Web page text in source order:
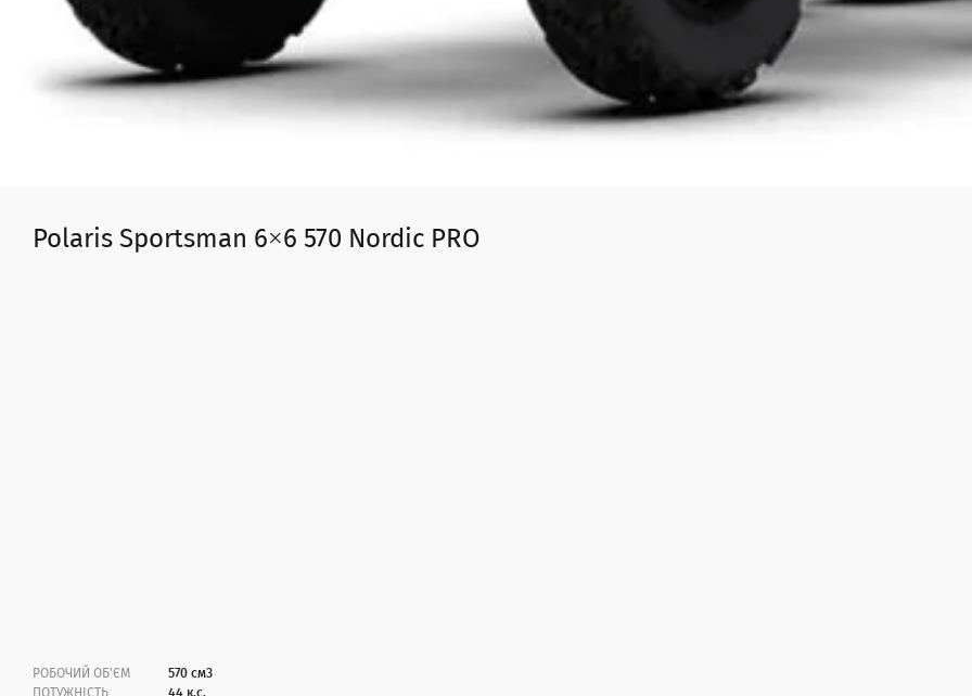
Polaris Sportsman 6×6 570 Nordic PRO
РОБОЧИЙ ОБ'ЄМ
570 см3